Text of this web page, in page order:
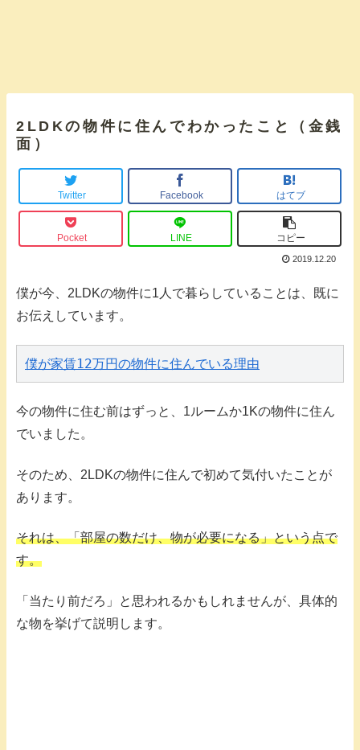
2LDKの物件に住んでわかったこと（金銭
面）
Twitter Facebook はてブ
Pocket LINE コピー
2019.12.20
僕が今、2LDKの物件に1人で暮らしていることは、既に
お伝えしています。
僕が家賃12万円の物件に住んでいる理由
今の物件に住む前はずっと、1ルームか1Kの物件に住ん
でいました。
そのため、2LDKの物件に住んで初めて気付いたことが
あります。
それは、「部屋の数だけ、物が必要になる」という点で
す。
「当たり前だろ」と思われるかもしれませんが、具体的
な物を挙げて説明します。